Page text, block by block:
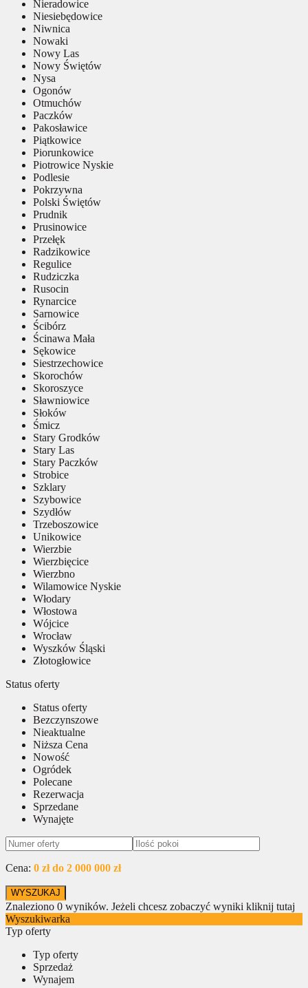
Nieradowice
Niesiebędowice
Niwnica
Nowaki
Nowy Las
Nowy Świętów
Nysa
Ogonów
Otmuchów
Paczków
Pakosławice
Piątkowice
Piorunkowice
Piotrowice Nyskie
Podlesie
Pokrzywna
Polski Świętów
Prudnik
Prusinowice
Przełęk
Radzikowice
Regulice
Rudziczka
Rusocin
Rynarcice
Sarnowice
Ścibórz
Ścinawa Mała
Sękowice
Siestrzechowice
Skorochów
Skoroszyce
Sławniowice
Słoków
Śmicz
Stary Grodków
Stary Las
Stary Paczków
Strobice
Szklary
Szybowice
Szydłów
Trzeboszowice
Unikowice
Wierzbie
Wierzbięcice
Wierzbno
Wilamowice Nyskie
Włodary
Włostowa
Wójcice
Wrocław
Wyszków Śląski
Złotogłowice
Status oferty
Status oferty
Bezczynszowe
Nieaktualne
Niższa Cena
Nowość
Ogródek
Polecane
Rezerwacja
Sprzedane
Wynajęte
Cena: 0 zł do 2 000 000 zł
Znaleziono 0 wyników. Jeżeli chcesz zobaczyć wyniki kliknij tutaj
Wyszukiwarka
Typ oferty
Typ oferty
Sprzedaż
Wynajem